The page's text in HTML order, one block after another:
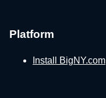
Platform
Install BigNY.com